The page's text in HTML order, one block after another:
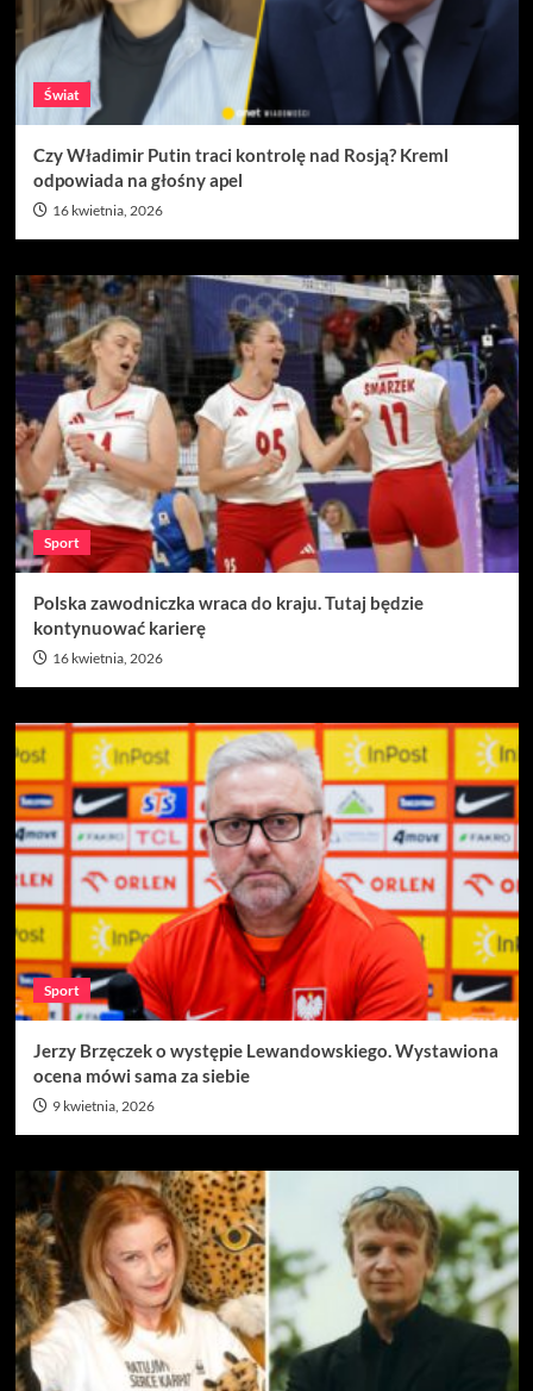
Świat
Czy Władimir Putin traci kontrolę nad Rosją? Kreml
odpowiada na głośny apel
16 kwietnia, 2026
Sport
Polska zawodniczka wraca do kraju. Tutaj będzie
kontynuować karierę
16 kwietnia, 2026
Sport
Jerzy Brzęczek o występie Lewandowskiego. Wystawiona
ocena mówi sama za siebie
9 kwietnia, 2026